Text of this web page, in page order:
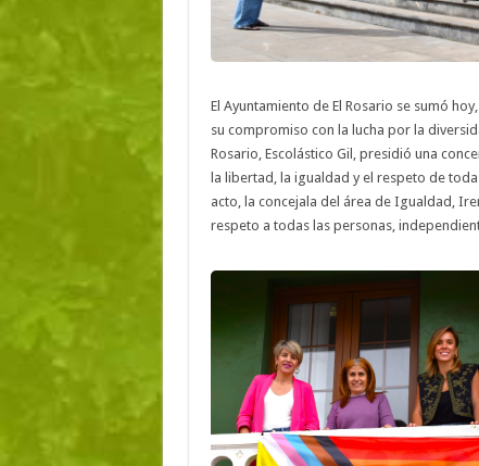
El Ayuntamiento de El Rosario se sumó
su compromiso con la lucha por la
Rosario, Escolástico Gil, presidió una
la libertad, la igualdad y el respeto de
acto, la concejala del área de Igualdad,
respeto a todas las personas,